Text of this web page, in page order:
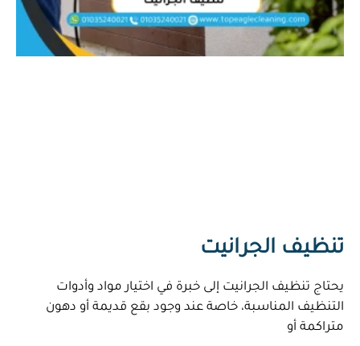
تنظيف الجرانيت
يحتاج تنظيف الجرانيت إلى خبرة في اختيار مواد وأدوات
التنظيف المناسبة، خاصة عند وجود بقع قديمة أو دهون
متراكمة أو